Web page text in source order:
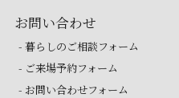
お問い合わせ
- 暮らしのご相談フォーム
- ご来場予約フォーム
- お問い合わせフォーム